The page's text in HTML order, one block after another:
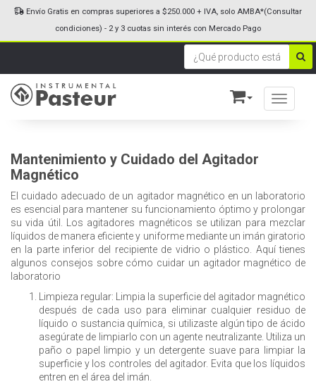
Toggle
Envío Gratis en compras superiores a $250.000 + IVA, solo AMBA*(Consultar
condiciones) - 2 y 3 cuotas sin interés con Mercado Pago
Mantenimiento y Cuidado del Agitador
Magnético
El cuidado adecuado de un agitador magnético en un laboratorio
es esencial para mantener su funcionamiento óptimo y prolongar
su vida útil. Los agitadores magnéticos se utilizan para mezclar
líquidos de manera eficiente y uniforme mediante un imán giratorio
en la parte inferior del recipiente de vidrio o plástico. Aquí tienes
algunos consejos sobre cómo cuidar un agitador magnético de
laboratorio
Limpieza regular: Limpia la superficie del agitador magnético
después de cada uso para eliminar cualquier residuo de
líquido o sustancia química, si utilizaste algún tipo de ácido
asegúrate de limpiarlo con un agente neutralizante. Utiliza un
paño o papel limpio y un detergente suave para limpiar la
superficie y los controles del agitador. Evita que los líquidos
entren en el área del imán.